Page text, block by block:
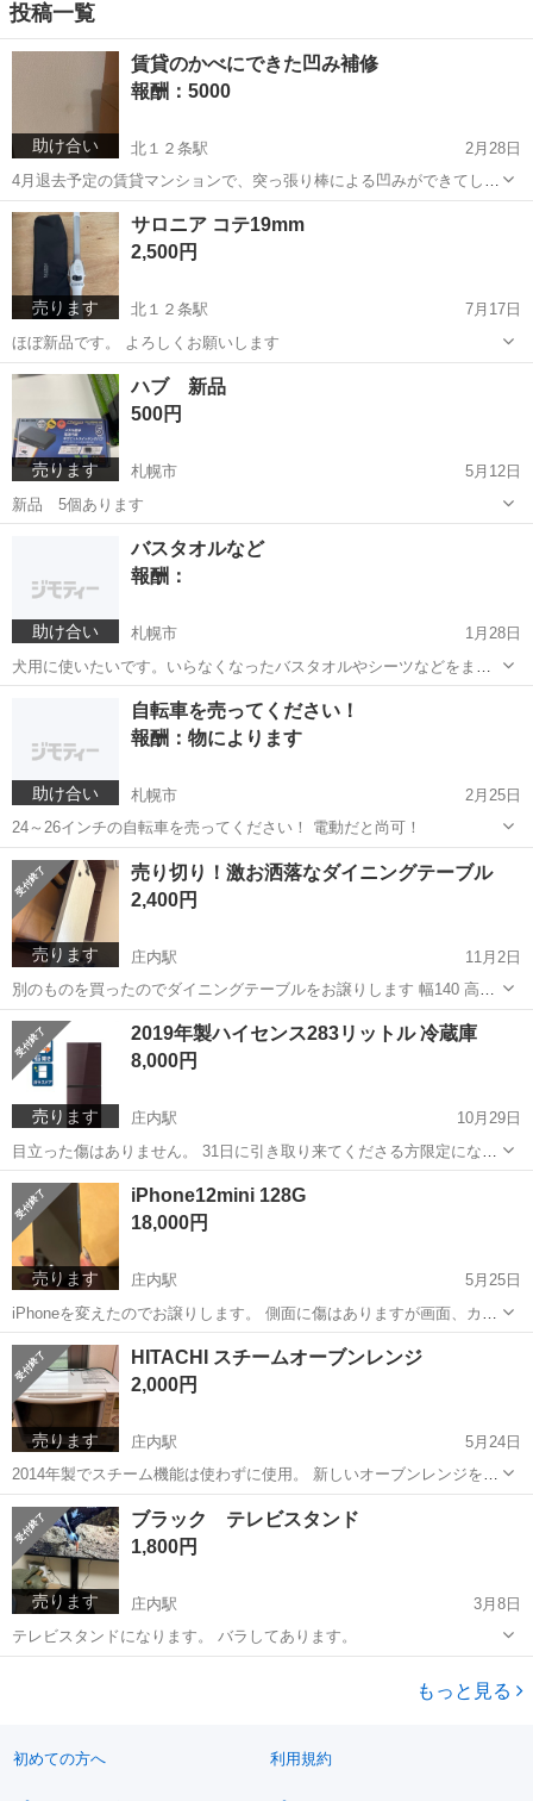
投稿一覧
助け合い
賃貸のかべにできた凹み補修
報酬：5000
北１２条駅
2月28日
4月退去予定の賃貸マンションで、突っ張り棒による凹みができてしま
いました。 こちらの補修をしてくださる業者さまを探しています。 よ
ろしくお願いします。
北海道 札幌市
売ります
サロニア コテ19mm
2,500円
北１２条駅
7月17日
ほぼ新品です。 よろしくお願いします
北海道 札幌市 北１２条駅
売ります
ハブ 新品
500円
札幌市
5月12日
新品 5個あります
パソコン ハブ
助け合い
バスタオルなど
報酬：
札幌市
1月28日
犬用に使いたいです。いらなくなったバスタオルやシーツなどをまと
めて売ってください。 よろしくお願いします
札幌市 買いたい/ください
助け合い
自転車を売ってください！
報酬：物によります
札幌市
2月25日
24～26インチの自転車を売ってください！ 電動だと尚可！
北海道 札幌市 買いたい/ください
売ります
売り切り！激お洒落なダイニングテーブル
2,400円
庄内駅
11月2日
別のものを買ったのでダイニングテーブルをお譲りします 幅140 高さ
70 奥行80 プラス千円で大阪近郊はとどけます！
大阪 庄内駅 テーブル ダイニング
売ります
2019年製ハイセンス283リットル 冷蔵庫
8,000円
庄内駅
10月29日
目立った傷はありません。 31日に引き取り来てくださる方限定になり
ます。よろしくお願い致します。
大阪 豊中市
売ります
iPhone12mini 128G
18,000円
庄内駅
5月25日
iPhoneを変えたのでお譲りします。 側面に傷はありますが画面、カメ
ラなど全く異常なしです。 シリアル F71DQ0B70GQJ
大阪 豊中市
売ります
HITACHI スチームオーブンレンジ
2,000円
庄内駅
5月24日
2014年製でスチーム機能は使わずに使用。 新しいオーブンレンジを購
入したため、お譲りします。 先程まで正常に使えてます。
大阪 豊中市 庄内駅 キッチン家電 スチームオーブン
売ります
ブラック テレビスタンド
1,800円
庄内駅
3月8日
テレビスタンドになります。 バラしてあります。
もっと見る
初めての方へ 利用規約